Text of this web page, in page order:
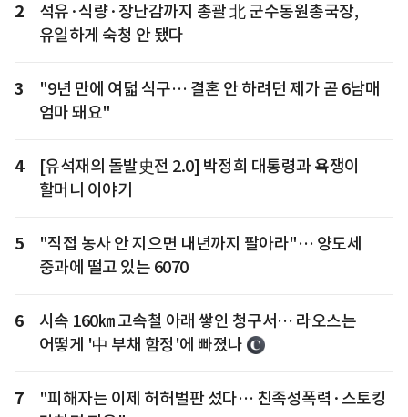
2
석유·식량·장난감까지 총괄 北 군수동원총국장,
유일하게 숙청 안 됐다
3
"9년 만에 여덟 식구… 결혼 안 하려던 제가 곧 6남매
엄마 돼요"
4
[유석재의 돌발史전 2.0] 박정희 대통령과 욕쟁이
할머니 이야기
5
"직접 농사 안 지으면 내년까지 팔아라"… 양도세
중과에 떨고 있는 6070
6
시속 160㎞ 고속철 아래 쌓인 청구서… 라오스는
어떻게 '中 부채 함정'에 빠졌나
7
"피해자는 이제 허허벌판 섰다… 친족성폭력·스토킹